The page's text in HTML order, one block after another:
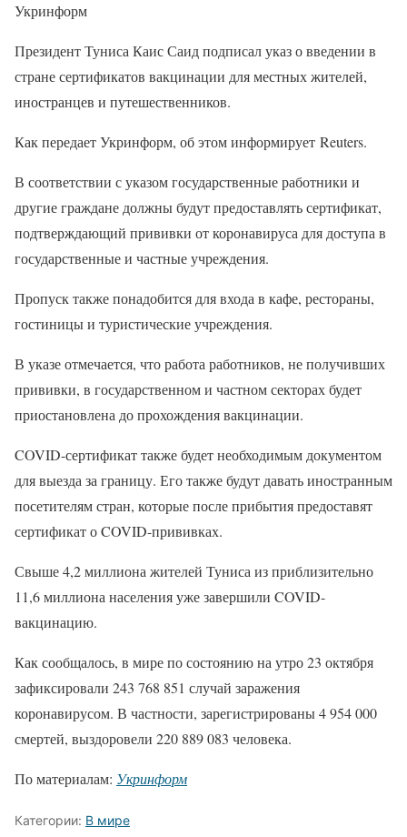
Укринформ
Президент Туниса Каис Саид подписал указ о введении в
стране сертификатов вакцинации для местных жителей,
иностранцев и путешественников.
Как передает Укринформ, об этом информирует Reuters.
В соответствии с указом государственные работники и
другие граждане должны будут предоставлять сертификат,
подтверждающий прививки от коронавируса для доступа в
государственные и частные учреждения.
Пропуск также понадобится для входа в кафе, рестораны,
гостиницы и туристические учреждения.
В указе отмечается, что работа работников, не получивших
прививки, в государственном и частном секторах будет
приостановлена ​​до прохождения вакцинации.
COVID-сертификат также будет необходимым документом
для выезда за границу. Его также будут давать иностранным
посетителям стран, которые после прибытия предоставят
сертификат о COVID-прививках.
Свыше 4,2 миллиона жителей Туниса из приблизительно
11,6 миллиона населения уже завершили COVID-
вакцинацию.
Как сообщалось, в мире по состоянию на утро 23 октября
зафиксировали 243 768 851 случай заражения
коронавирусом. В частности, зарегистрированы 4 954 000
смертей, выздоровели 220 889 083 человека.
По материалам: Укринформ
Категории: В мире